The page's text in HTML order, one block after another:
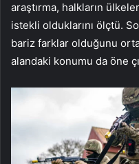
araştırma, halkların
istekli olduklarını ölçtü.
bariz farklar olduğunu
alandaki konumu da öne